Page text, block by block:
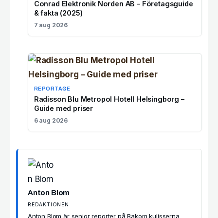
Conrad Elektronik Norden AB – Företagsguide
& fakta (2025)
7 aug 2026
REPORTAGE
Radisson Blu Metropol Hotell Helsingborg –
Guide med priser
6 aug 2026
Anton Blom
REDAKTIONEN
Anton Blom är senior reporter på Bakom kulisserna